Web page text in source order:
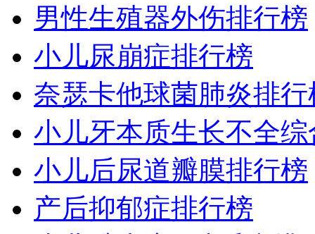
男性生殖器外伤排行榜
小儿尿崩症排行榜
奈瑟卡他球菌肺炎排行
小儿牙本质生长不全
小儿后尿道瓣膜排行榜
产后抑郁症排行榜